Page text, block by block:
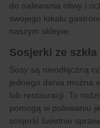
do nalewania oliwy i
swojego lokalu
naszym sklepie.
Sosjerki ze
Sosy są nieodłączną
jednego dania można
lub restauracji. To
pomogą w polewaniu
sosjerki świetnie